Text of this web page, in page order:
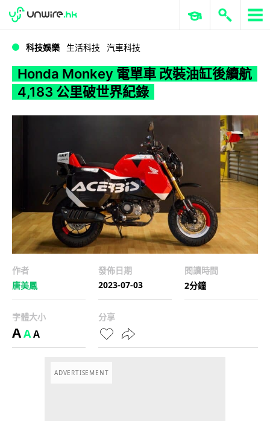
WWDC 2026 ERP 與商業 AI
科技娛樂 生活科技 汽車科技
Honda Monkey 電單車 改裝油缸後續航
4,183 公里破世界紀錄
作者
唐美鳳
發佈日期
2023-07-03
閱讀時間
2分鐘
字體大小
AAA
分享
ADVERTISEMENT